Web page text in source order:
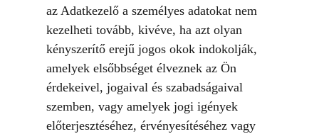
az Adatkezelő a személyes adatokat nem
kezelheti tovább, kivéve, ha azt olyan
kényszerítő erejű jogos okok indokolják,
amelyek elsőbbséget élveznek az Ön
érdekeivel, jogaival és szabadságaival
szemben, vagy amelyek jogi igények
előterjesztéséhez, érvényesítéséhez vagy